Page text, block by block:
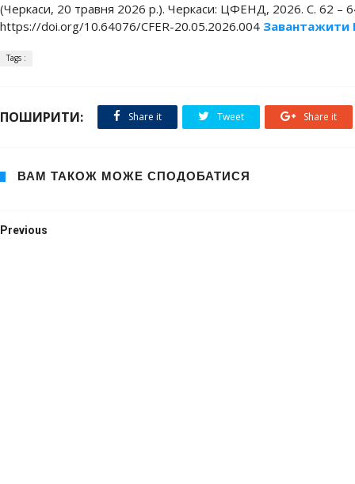
(Черкаси, 20 травня 2026 р.). Черкаси: ЦФЕНД, 2026. С. 62 –
https://doi.org/10.64076/CFER-20.05.2026.004 Завантажити
Tags :
ПОШИРИТИ: Share it Tweet Share it
ВАМ ТАКОЖ МОЖЕ СПОДОБАТИСЯ
Previous